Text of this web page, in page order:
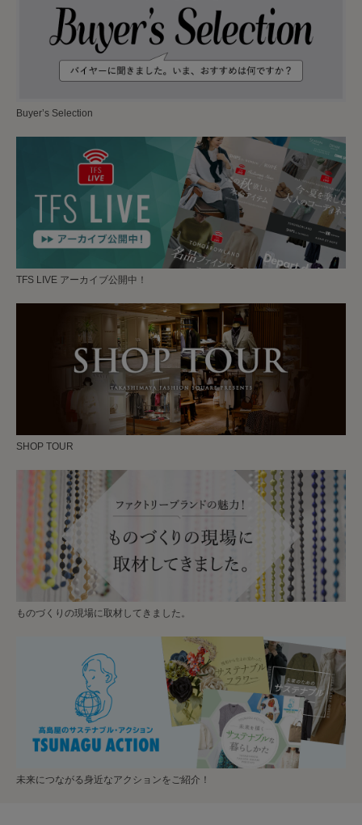
Buyer’s Selection
TFS LIVE アーカイブ公開中！
SHOP TOUR
ものづくりの現場に取材してきました。
未来につながる身近なアクションをご紹介！